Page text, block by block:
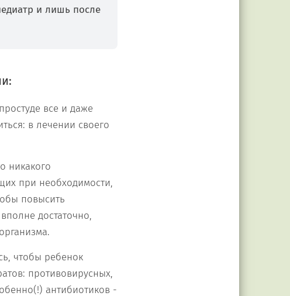
и лишь после
все и даже
в лечении своего
никакого
при необходимости,
повысить
достаточно,
чтобы ребенок
противовирусных,
антибиотиков -